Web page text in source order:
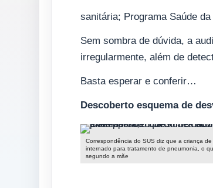
sanitária; Programa Saúde
Sem sombra de dúvida, a
irregularmente, além de
Basta esperar e conferir…
Descoberto esquema de
Correspondência do SUS diz que a criança
internado para tratamento de pneumonia, o
segundo a mãe